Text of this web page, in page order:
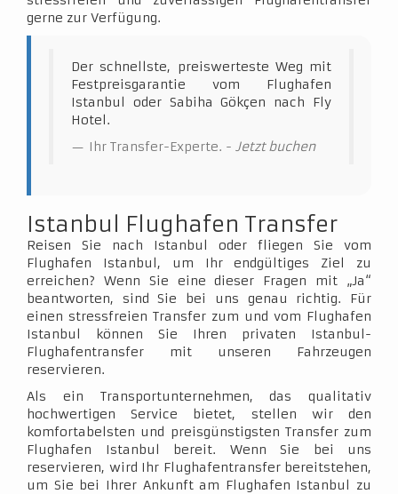
gerne zur Verfügung.
Der schnellste, preiswerteste Weg mit
Festpreisgarantie vom Flughafen
Istanbul oder Sabiha Gökçen nach Fly
Hotel.
Ihr Transfer-Experte. - Jetzt buchen
Istanbul Flughafen Transfer
Reisen Sie nach Istanbul oder fliegen Sie vom
Flughafen Istanbul, um Ihr endgültiges Ziel zu
erreichen? Wenn Sie eine dieser Fragen mit „Ja“
beantworten, sind Sie bei uns genau richtig. Für
einen stressfreien Transfer zum und vom Flughafen
Istanbul können Sie Ihren privaten Istanbul-
Flughafentransfer mit unseren Fahrzeugen
reservieren.
Als ein Transportunternehmen, das qualitativ
hochwertigen Service bietet, stellen wir den
komfortabelsten und preisgünstigsten Transfer zum
Flughafen Istanbul bereit. Wenn Sie bei uns
reservieren, wird Ihr Flughafentransfer bereitstehen,
um Sie bei Ihrer Ankunft am Flughafen Istanbul zu